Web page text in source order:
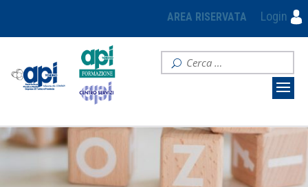
AREA RISERVATA Login